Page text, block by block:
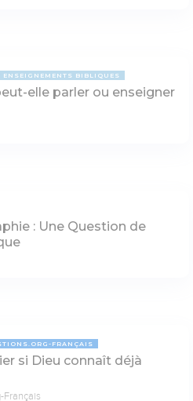
ENSEIGNEMENTS BIBLIQUES
elle parler ou enseigner
: Une Question de
FRANÇAIS
si Dieu connaît déjà
Français